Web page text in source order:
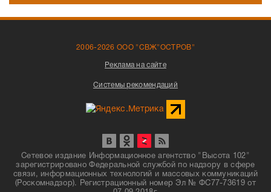
2006-2026 ООО "СВЖ"ОСТРОВ"
Реклама на сайте
Системы рекомендаций
Сетевое издание Информационное агентство "Высота 102"
зарегистрировано Федеральной службой по надзору в сфере
связи, информационных технологий и массовых коммуникаций
(Роскомнадзор). Регистрационный номер Эл № ФС77-73619 от